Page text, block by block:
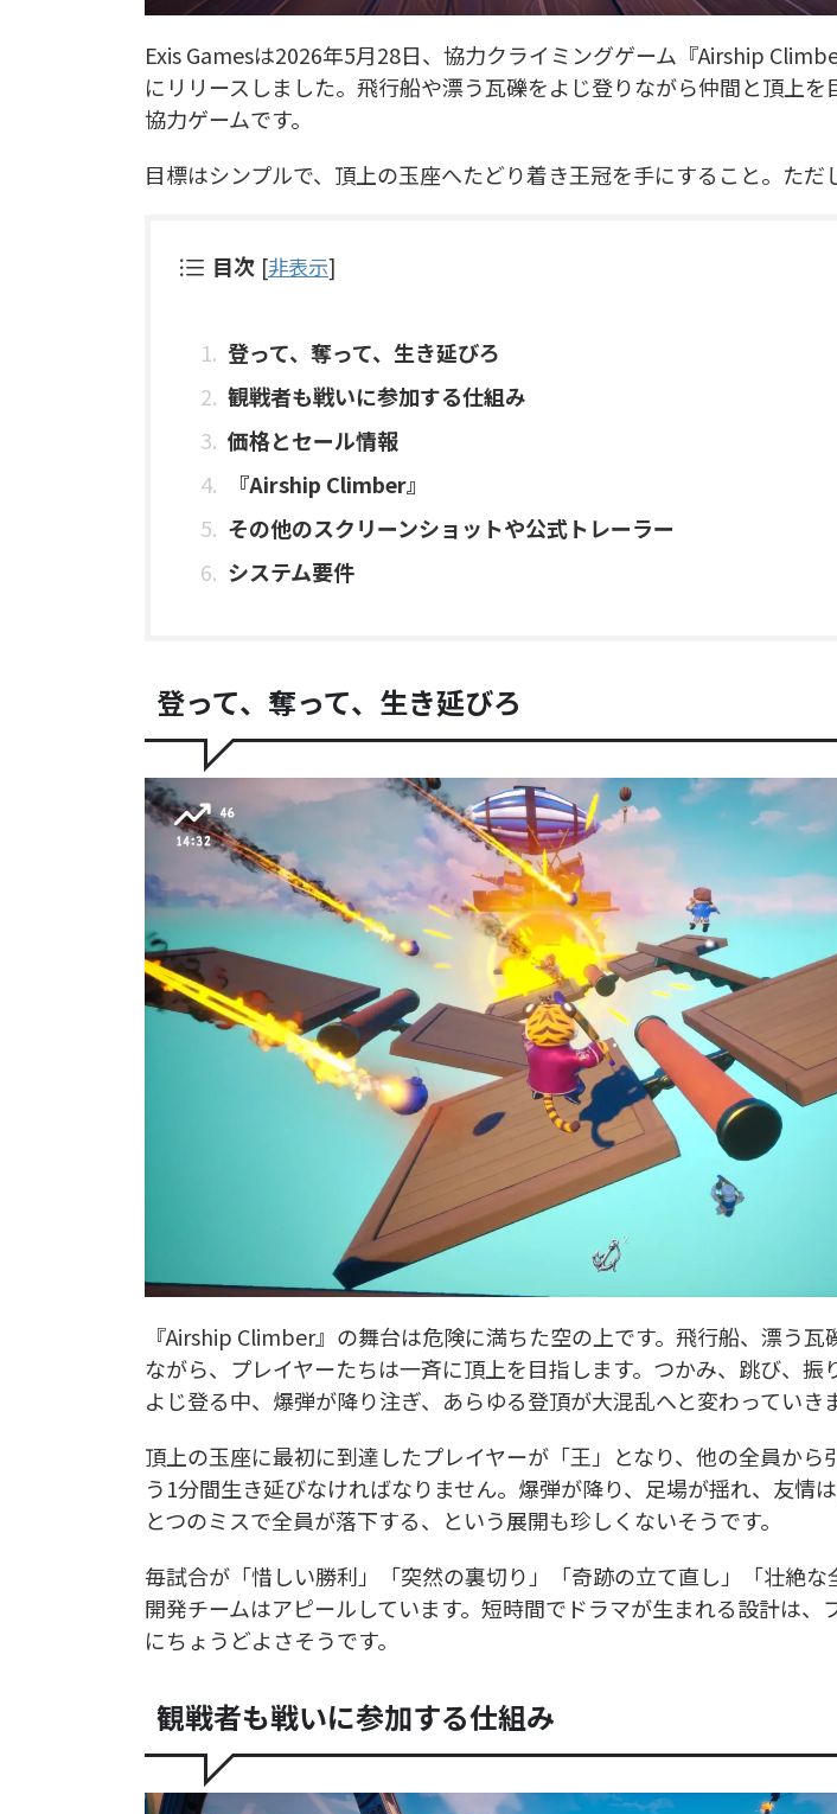
Exis Gamesは2026年5月28日、協力クライミングゲーム『Airship
にリリースしました。飛行船や漂う瓦礫をよじ登りながら仲間と頂上を
協力ゲームです。
目標はシンプルで、頂上の玉座へたどり着き王冠を手にすること。ただ
目次 [非表示]
登って、奪って、生き延びろ
観戦者も戦いに参加する仕組み
価格とセール情報
『Airship Climber』
その他のスクリーンショットや公式トレーラー
システム要件
登って、奪って、生き延びろ
『Airship Climber』の舞台は危険に満ちた空の上です。飛行船、漂う
ながら、プレイヤーたちは一斉に頂上を目指します。つかみ、跳び、振
よじ登る中、爆弾が降り注ぎ、あらゆる登頂が大混乱へと変わっていき
頂上の玉座に最初に到達したプレイヤーが「王」となり、他の全員から
う1分間生き延びなければなりません。爆弾が降り、足場が揺れ、友情
とつのミスで全員が落下する、という展開も珍しくないそうです。
毎試合が「惜しい勝利」「突然の裏切り」「奇跡の立て直し」「壮絶な
開発チームはアピールしています。短時間でドラマが生まれる設計は、
にちょうどよさそうです。
観戦者も戦いに参加する仕組み